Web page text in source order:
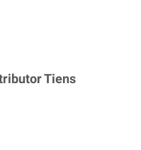
Tiens